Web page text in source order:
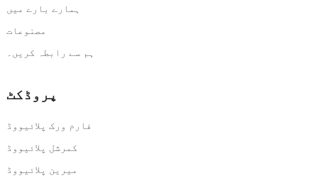
ہمارے بارے میں
مصنوعات
ہم سے رابطہ کریں۔
پروڈکٹ
فارم ورک پلائیووڈ
کمرشل پلائیووڈ
میرین پلائیووڈ